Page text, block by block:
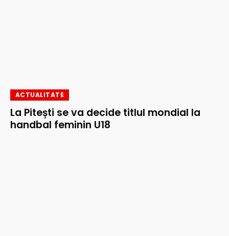
ACTUALITATE
La Pitești se va decide titlul mondial la
handbal feminin U18